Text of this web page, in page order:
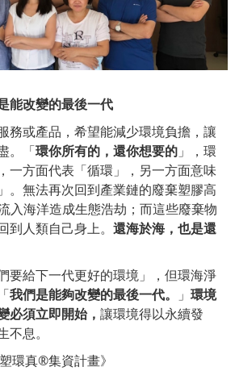
能改變的最後一代
務或產品，希望能減少環境負擔，讓
。「環你所有的，還你想要的 」，環
一方面代表「循環」，另一方面意味
。無法再次回到產業鏈的廢棄塑膠高
入海洋造成生態浩劫； 而這些廢棄物
人類自己身上。 還海於海，也是還
要給下一代更好的環境」，但環海淨
「我們是能夠改變的最後一代。 」 環境
必須立即開始， 讓環境得以永續發
息。
環真®集資計畫》